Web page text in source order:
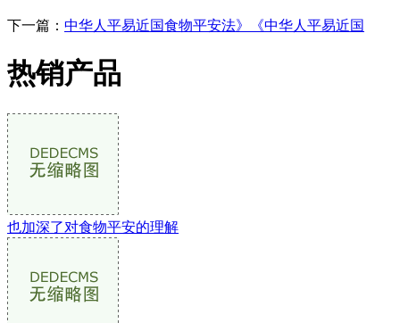
下一篇： 中华人平易近国食物平安法》《中华人平易近国
热销产品
也加深了对食物平安的理解